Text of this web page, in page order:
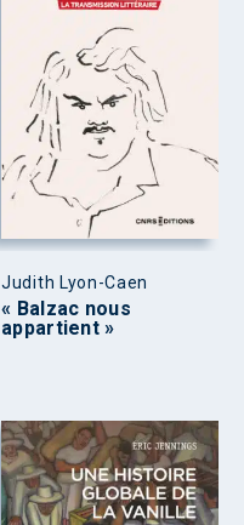
Judith Lyon-Caen
« Balzac nous
appartient »